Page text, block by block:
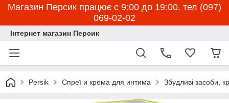
Магазин Персик працює с 9:00 до 19:00. тел (097)
069-02-02
Інтернет магазин Персик
Persik Спреї и крема для интима Збудливі засоби,